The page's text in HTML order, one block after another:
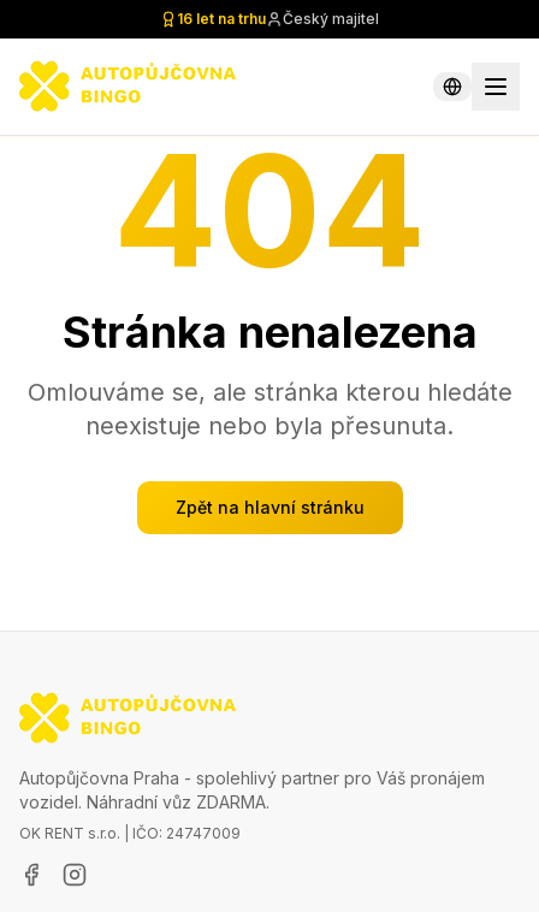
16 let na trhu Český majitel
404
Stránka nenalezena
Omlouváme se, ale stránka kterou hledáte
neexistuje nebo byla přesunuta.
Zpět na hlavní stránku
Autopůjčovna Praha - spolehlivý partner pro Váš pronájem
vozidel. Náhradní vůz ZDARMA.
OK RENT s.r.o. | IČO: 24747009